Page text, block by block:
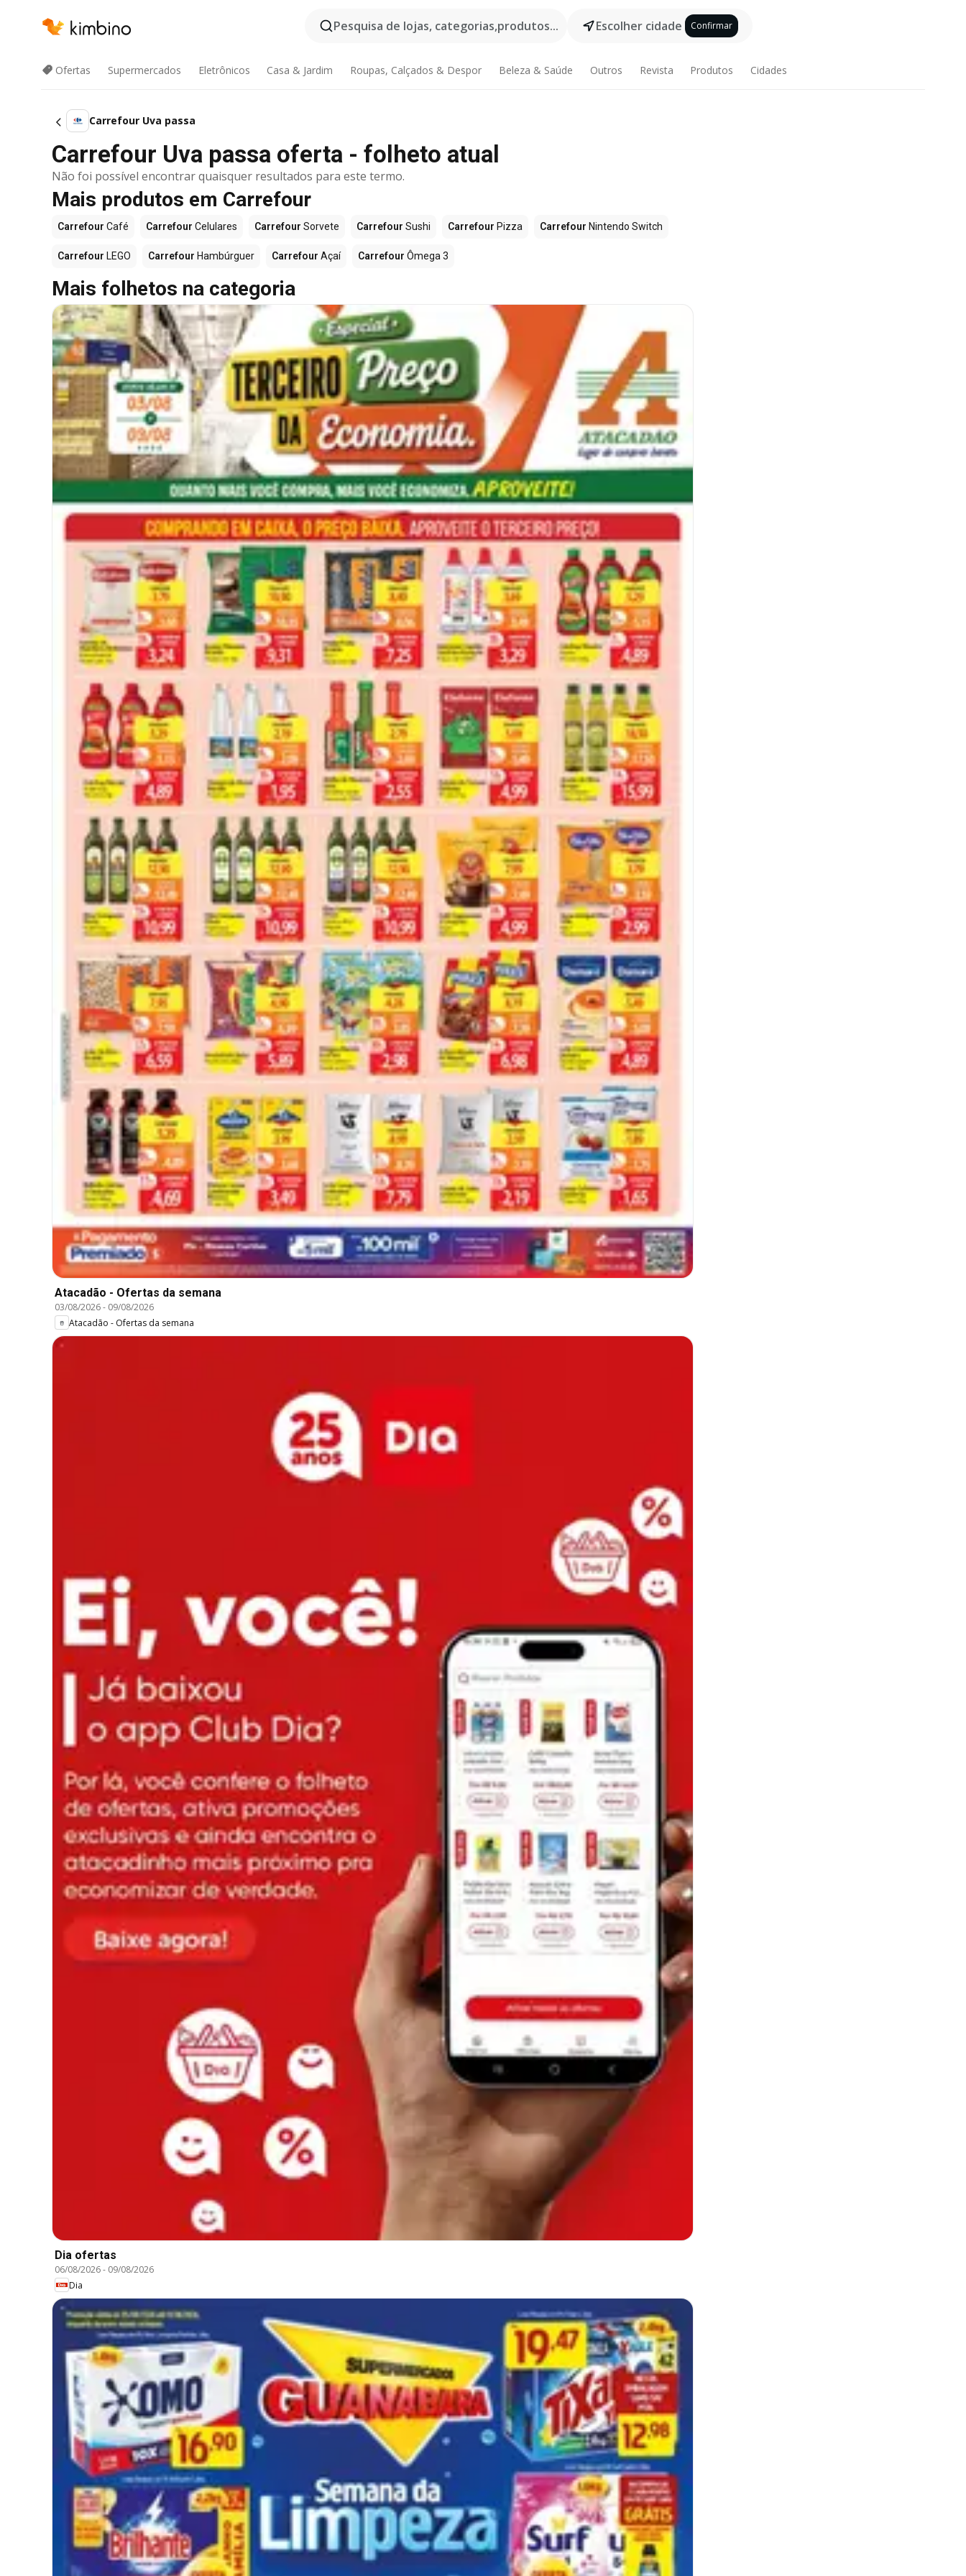
Pesquisa de lojas, categorias,produtos... Escolher cidade Confirmar
Ofertas Supermercados Eletrônicos Casa & Jardim Roupas, Calçados & Despor Beleza & Saúde Outros Revista Produtos Cidades
Carrefour Uva passa
Carrefour Uva passa oferta - folheto atual
Não foi possível encontrar quaisquer resultados para este termo.
Mais produtos em Carrefour
Carrefour Café Carrefour Celulares Carrefour Sorvete Carrefour Sushi Carrefour Pizza Carrefour Nintendo Switch
Carrefour LEGO Carrefour Hambúrguer Carrefour Açaí Carrefour Ômega 3
Mais folhetos na categoria
Atacadão - Ofertas da semana
03/08/2026- 09/08/2026
Atacadão - Ofertas da semana
Dia ofertas
06/08/2026- 09/08/2026
Dia